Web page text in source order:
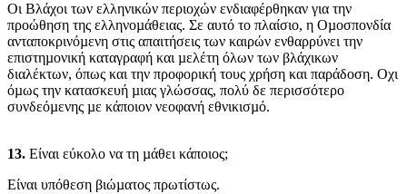
Οι Βλάχοι των ελληνικών περιοχών ενδιαφέρθηκαν για την
προώθηση της ελληνοµάθειας. Σε αυτό το πλαίσιο, η Οµοσπονδία
ανταποκρινόµενη στις απαιτήσεις των καιρών ενθαρρύνει την
επιστηµονική καταγραφή και µελέτη όλων των βλάχικων
διαλέκτων, όπως και την προφορική τους χρήση και παράδοση. Οχι
όµως την κατασκευή µιας γλώσσας, πολύ δε περισσότερο
συνδεόµενης µε κάποιον νεοφανή εθνικισµό.
13. Eίναι εύκολο να τη µάθει κάποιος;
Είναι υπόθεση βιώµατος πρωτίστως.